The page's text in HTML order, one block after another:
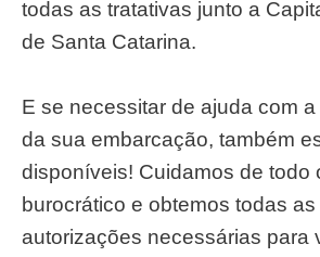
todas as tratativas junto a
de Santa Catarina.
E se necessitar de ajuda com
da sua embarcação, também
disponíveis! Cuidamos de todo
burocrático e obtemos todas
autorizações necessárias para